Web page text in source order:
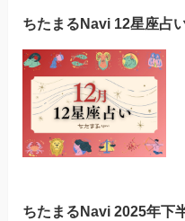
ちたまるNavi 12星座占
ちたまるNavi 2025年下